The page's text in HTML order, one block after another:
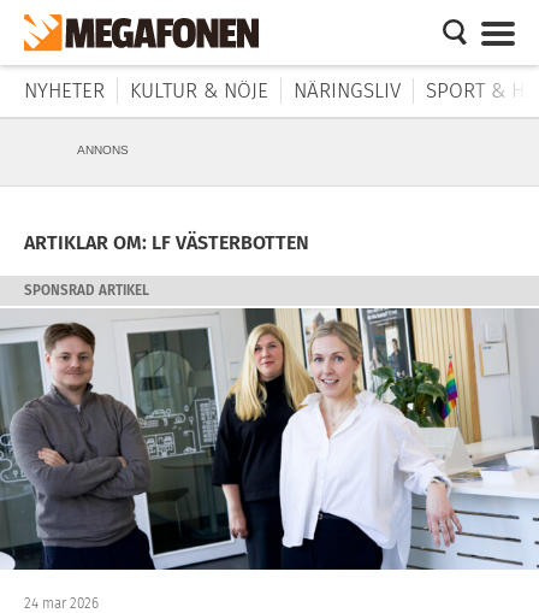
NYHETER KULTUR & NÖJE NÄRINGSLIV SPORT &
ANNONS
ARTIKLAR OM: LF VÄSTERBOTTEN
SPONSRAD ARTIKEL
24 mar 2026